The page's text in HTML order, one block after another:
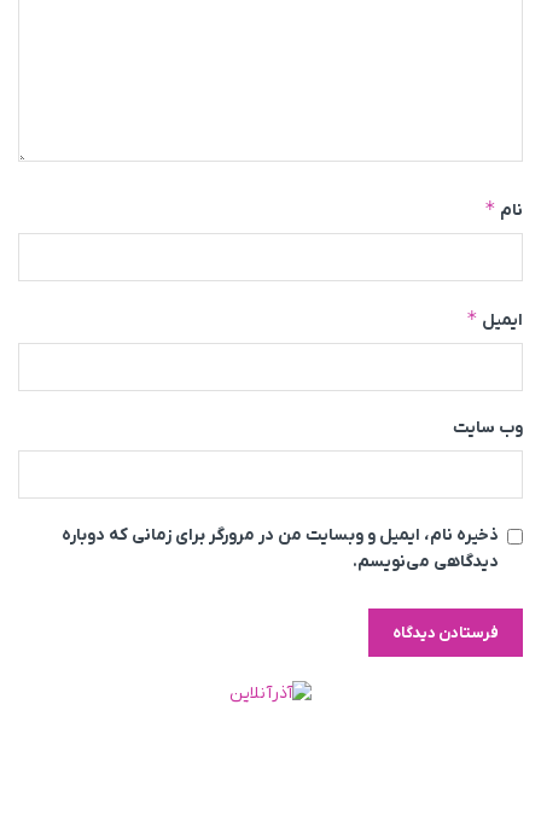
نام *
ایمیل *
وب‌ سایت
ذخیره نام، ایمیل و وبسایت من در مرورگر برای زمانی که دوباره
دیدگاهی می‌نویسم.